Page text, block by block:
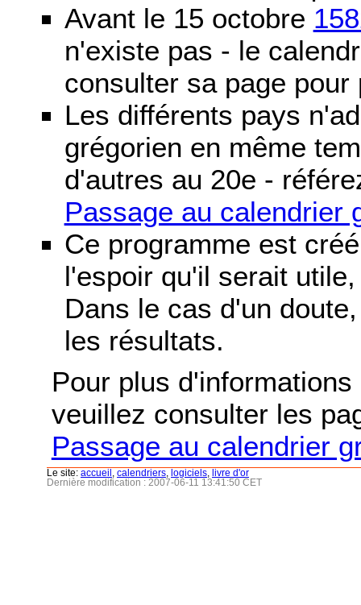
Avant le 15 octobre
n'existe pas - le
consulter sa page pour
Les différents pays
grégorien en même
d'autres au 20e -
Passage au calendrier
Ce programme est
l'espoir qu'il serait
Dans le cas d'un
les résultats.
Pour plus
veuillez consulter les
Passage au calendrier
Le site: accueil calendriers logiciels
livre d'or
Dernière modification : 2007-06-11 13:41:50 CET